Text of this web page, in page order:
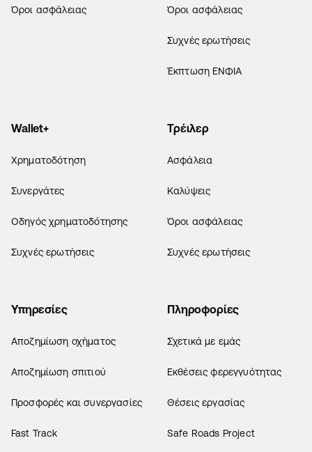
Όροι ασφάλειας Όροι ασφάλειας
Συχνές ερωτήσεις
Έκπτωση ΕΝΦΙΑ
Wallet+
Χρηματοδότηση
Συνεργάτες
Οδηγός χρηματοδότησης
Συχνές ερωτήσεις
Τρέιλερ
Ασφάλεια
Καλύψεις
Όροι ασφάλειας
Συχνές ερωτήσεις
Υπηρεσίες
Αποζημίωση οχήματος
Αποζημίωση σπιτιού
Προσφορές και συνεργασίες
Fast Track
Πληροφορίες
Σχετικά με εμάς
Εκθέσεις φερεγγυότητας
Θέσεις εργασίας
Safe Roads Project